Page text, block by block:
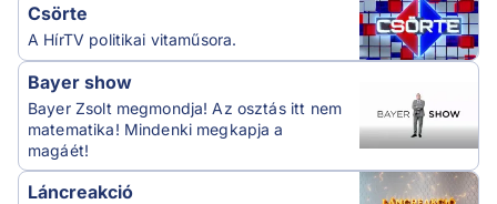
Csörte
A HírTV politikai vitaműsora.
Bayer show
Bayer Zsolt megmondja! Az osztás itt nem
matematika! Mindenki megkapja a
magáét!
Láncreakció